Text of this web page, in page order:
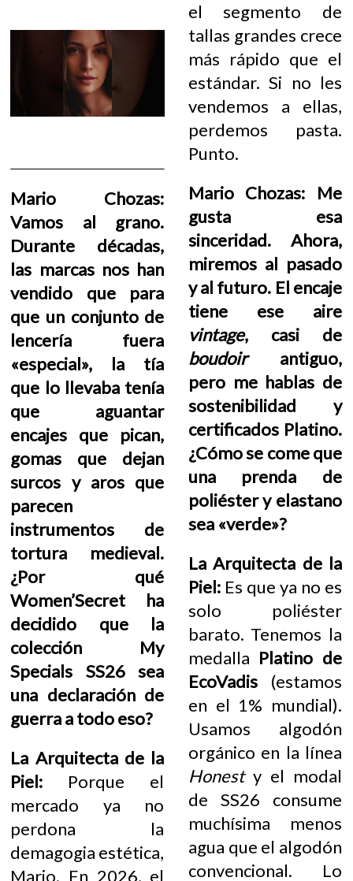
Mario Chozas:
Vamos al grano.
Durante décadas,
las marcas nos han
vendido que para
que un conjunto de
lencería fuera
«especial», la tía
que lo llevaba tenía
que aguantar
encajes que pican,
gomas que dejan
surcos y aros que
parecen
instrumentos de
tortura medieval.
¿Por qué
Women’Secret ha
decidido que la
colección My
Specials SS26 sea
una declaración de
guerra a todo eso?
La Arquitecta de la
Piel: Porque el
mercado ya no
perdona la
demagogia estética,
Mario. En 2026, el
el segmento de
tallas grandes crece
más rápido que el
estándar. Si no les
vendemos a ellas,
perdemos pasta.
Punto.
Mario Chozas: Me
gusta esa
sinceridad. Ahora,
miremos al pasado
y al futuro. El encaje
tiene ese aire
vintage, casi de
boudoirantiguo,
pero me hablas de
sostenibilidad y
certificados Platino.
¿Cómo se come que
una prenda de
poliéster y elastano
sea «verde»?
La Arquitecta de la
Piel:Es que ya no es
solo poliéster
barato. Tenemos la
medalla Platino de
EcoVadis(estamos
en el 1% mundial).
Usamos algodón
orgánico en la línea
Honesty el modal
de SS26 consume
muchísima menos
agua que el algodón
convencional. Lo